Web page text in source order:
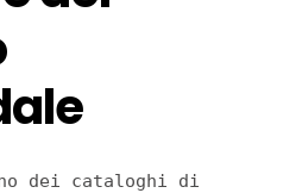
dei cataloghi di